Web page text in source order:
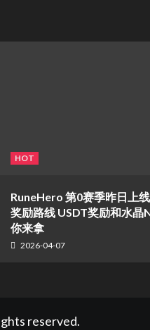
HOT
RuneHero 第0赛季昨日上
奖励路线 USDT奖励和水晶
你来拿
2026-04-07
reserved.